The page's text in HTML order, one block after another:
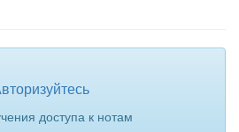
доступа к нотам